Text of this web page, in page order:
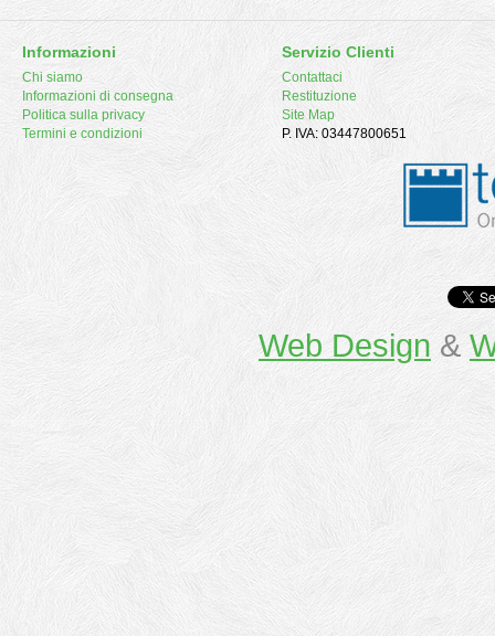
Informazioni
Chi siamo
Informazioni di consegna
Politica sulla privacy
Termini e condizioni
Servizio Clienti
Contattaci
Restituzione
Site Map
P. IVA: 03447800651
Web Design &